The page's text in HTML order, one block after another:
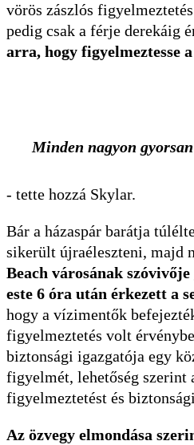
vörös zászlós
pedig csak a férje derekáig
arra, hogy figyelmeztesse
Minden nagyon
- tette hozzá Skylar.
Bár a házaspár barátja
sikerült újraéleszteni, majd
Beach városának szóvivője
este 6 óra után érkezett a
hogy a vízimentők
figyelmeztetés volt
biztonsági igazgatója egy
figyelmét, lehetőség szerint
figyelmeztetést és
Az özvegy elmondása